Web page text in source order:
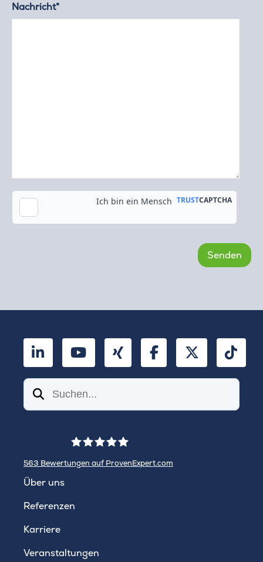
Nachricht*
Kopie an meine E-Mail-Adresse senden
LinkedInYouTubeXing FacebookTwitter
Suchen
563 Bewertungen auf ProvenExpert.com
Über uns
Referenzen
Karriere
Veranstaltungen